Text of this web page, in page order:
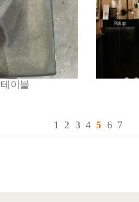
이블
1 2 3 4 5 6 7